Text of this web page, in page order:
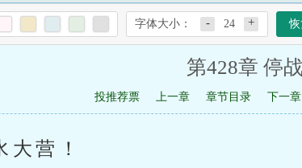
字体大小： - 24 + 恢
第428章 停战
投推荐票 上一章 章节目录 下一章
大营！